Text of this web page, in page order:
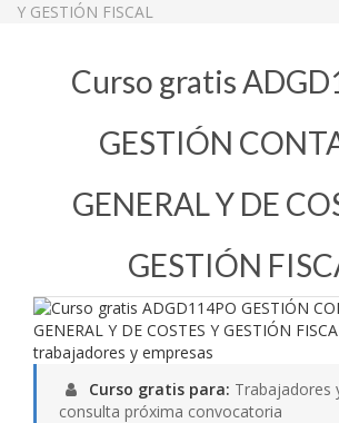
Y GESTIÓN FISCAL
Curso gratis
GESTIÓN
GENERAL Y DE
GESTIÓN
Curso gratis para: Trabajadores
consulta próxima convocatoria